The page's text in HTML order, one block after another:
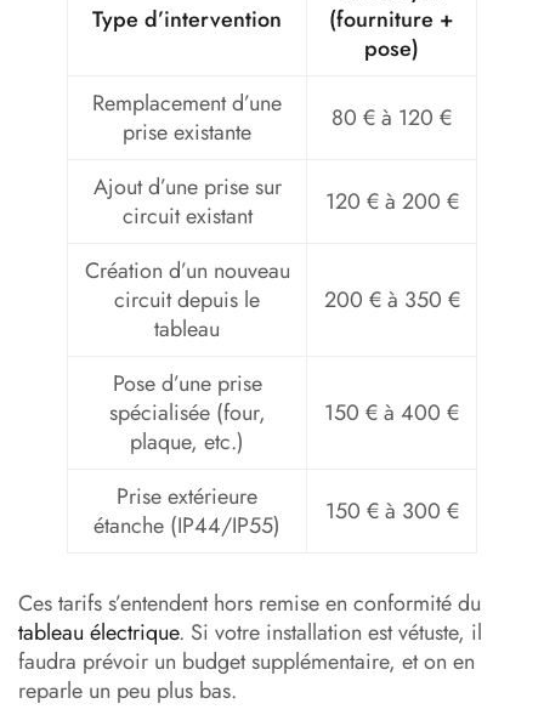
Type d’intervention
(fourniture +
pose)
Remplacement d’une
prise existante
80 € à 120 €
Ajout d’une prise sur
circuit existant
120 € à 200 €
Création d’un nouveau
circuit depuis le
tableau
200 € à 350 €
Pose d’une prise
spécialisée (four,
plaque, etc.)
150 € à 400 €
Prise extérieure
étanche (IP44/IP55)
150 € à 300 €
Ces tarifs s’entendent hors remise en conformité du
tableau électrique. Si votre installation est vétuste, il
faudra prévoir un budget supplémentaire, et on en
reparle un peu plus bas.